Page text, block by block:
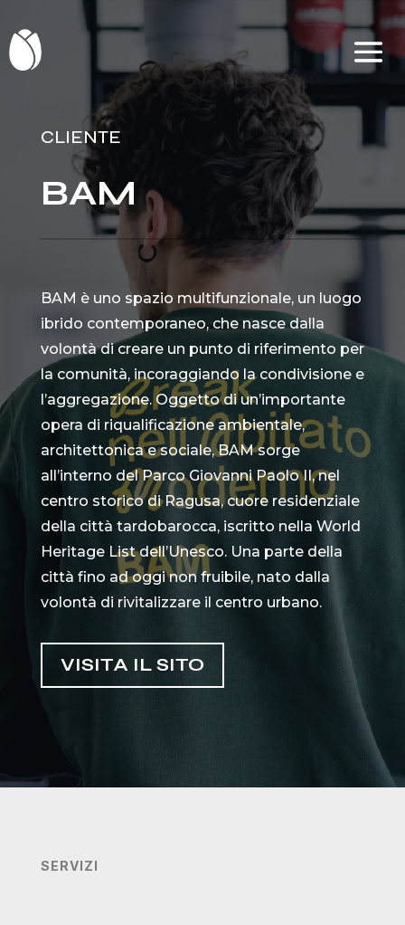
CLIENTE
BAM
BAM è uno spazio multifunzionale, un luogo
ibrido contemporaneo, che nasce dalla
volontà di creare un punto di riferimento per
la comunità, incoraggiando la condivisione e
l’aggregazione. Oggetto di un’importante
opera di riqualificazione ambientale,
architettonica e sociale, BAM sorge
all’interno del Parco Giovanni Paolo II, nel
centro storico di Ragusa, cuore residenziale
della città tardobarocca, iscritto nella World
Heritage List dell’Unesco. Una parte della
città fino ad oggi non fruibile, nato dalla
volontà di rivitalizzare il centro urbano.
VISITA IL SITO
SERVIZI